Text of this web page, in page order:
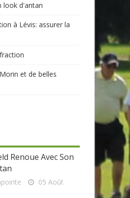
look d'antan
à Lévis: assurer la
et de belles
Renoue Avec Son
05 Août